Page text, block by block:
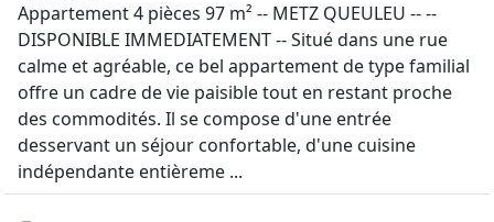
Appartement 4 pièces 97 m² -- METZ QUEULEU -- --
DISPONIBLE IMMEDIATEMENT -- Situé dans une rue
calme et agréable, ce bel appartement de type familial
offre un cadre de vie paisible tout en restant proche
des commodités. Il se compose d'une entrée
desservant un séjour confortable, d'une cuisine
indépendante entièreme ...